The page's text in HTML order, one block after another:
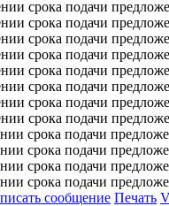
срока подачи
срока подачи
срока подачи
срока подачи
срока подачи
срока подачи
срока подачи
срока подачи
срока подачи
срока подачи
срока подачи
срока подачи
сообщение Печать